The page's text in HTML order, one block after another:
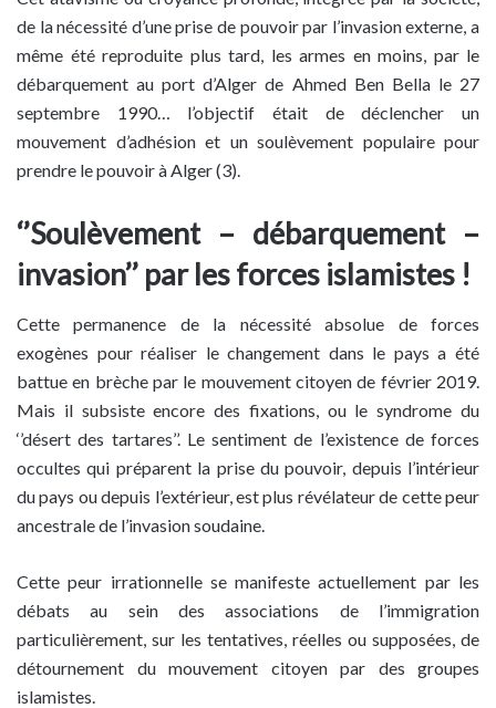
de la nécessité d’une prise de pouvoir par l’invasion externe, a
même été reproduite plus tard, les armes en moins, par le
débarquement au port d’Alger de Ahmed Ben Bella le 27
septembre 1990… l’objectif était de déclencher un
mouvement d’adhésion et un soulèvement populaire pour
prendre le pouvoir à Alger (3).
‘’Soulèvement – débarquement –
invasion’’ par les forces islamistes !
Cette permanence de la nécessité absolue de forces
exogènes pour réaliser le changement dans le pays a été
battue en brèche par le mouvement citoyen de février 2019.
Mais il subsiste encore des fixations, ou le syndrome du
‘’désert des tartares’’. Le sentiment de l’existence de forces
occultes qui préparent la prise du pouvoir, depuis l’intérieur
du pays ou depuis l’extérieur, est plus révélateur de cette peur
ancestrale de l’invasion soudaine.
Cette peur irrationnelle se manifeste actuellement par les
débats au sein des associations de l’immigration
particulièrement, sur les tentatives, réelles ou supposées, de
détournement du mouvement citoyen par des groupes
islamistes.